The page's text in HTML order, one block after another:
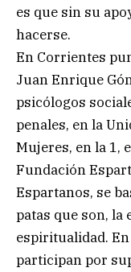
es que sin su
hacerse.
En Corrientes
Juan Enrique
psicólogos
penales, en la
Mujeres, en la 1,
Fundación
Espartanos, se
patas que son, la
espiritualidad.
participan por